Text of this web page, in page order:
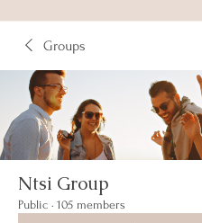
Groups
Ntsi Group
Public · 105 members